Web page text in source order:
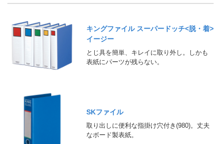
キングファイル スーパードッチ<脱・着>
イージー
とじ具を簡単、キレイに取り外し。しかも
表紙にパーツが残らない。
SKファイル
取り出しに便利な指掛け穴付き(980)。丈夫
なボード製表紙。